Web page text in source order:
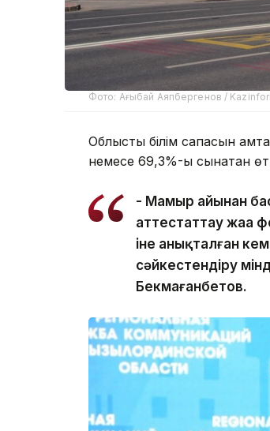
Фото: Ағыбай Аяпбергенов /
Облыстық білім сапасын
немесе 69,3%-ы сынақтан
- Мамыр айынан
аттестаттау жаңа
іне анықталған
сәйкестендіру
Бекмағанбетов.